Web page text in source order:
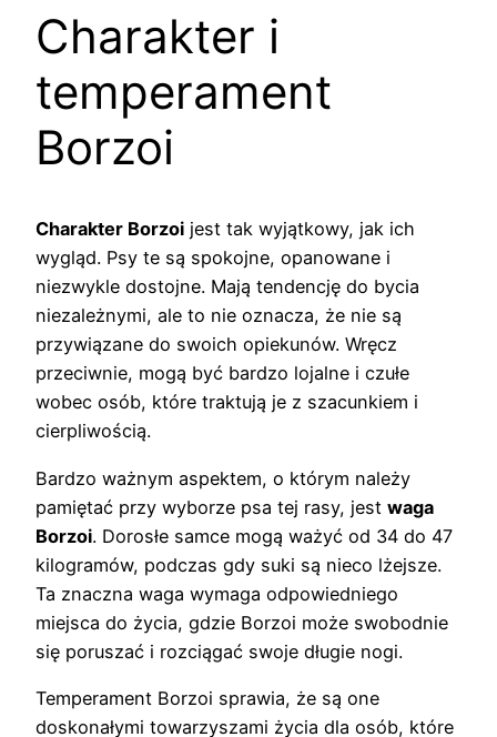
Charakter i
temperament
Borzoi
Charakter Borzoi jest tak wyjątkowy, jak ich
wygląd. Psy te są spokojne, opanowane i
niezwykle dostojne. Mają tendencję do bycia
niezależnymi, ale to nie oznacza, że nie są
przywiązane do swoich opiekunów. Wręcz
przeciwnie, mogą być bardzo lojalne i czułe
wobec osób, które traktują je z szacunkiem i
cierpliwością.
Bardzo ważnym aspektem, o którym należy
pamiętać przy wyborze psa tej rasy, jest waga
Borzoi. Dorosłe samce mogą ważyć od 34 do 47
kilogramów, podczas gdy suki są nieco lżejsze.
Ta znaczna waga wymaga odpowiedniego
miejsca do życia, gdzie Borzoi może swobodnie
się poruszać i rozciągać swoje długie nogi.
Temperament Borzoi sprawia, że są one
doskonałymi towarzyszami życia dla osób, które